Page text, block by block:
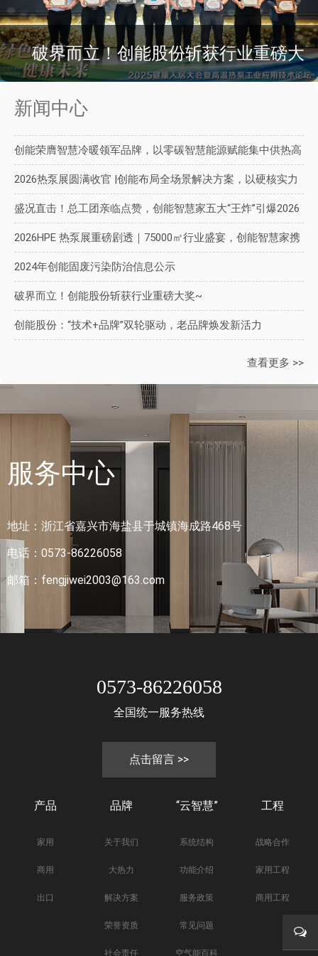
破界而立！创能股份斩获行业重磅大
奖~
新闻中心
创能荣膺智慧冷暖领军品牌，以零碳智慧能源赋能集中供热高
质量发展
2026热泵展圆满收官 |创能布局全场景解决方案，以硬核实力
对话未来
盛况直击！总工团亲临点赞，创能智慧家五大“王炸”引爆2026
热泵展
2026HPE 热泵展重磅剧透｜75000㎡行业盛宴，创能智慧家携
三大升级开辟新方向
2024年创能固废污染防治信息公示
破界而立！创能股份斩获行业重磅大奖~
创能股份：“技术+品牌”双轮驱动，老品牌焕发新活力
查看更多 >>
服务中心
地址：浙江省嘉兴市海盐县于城镇海成路468号
电话：0573-86226058
邮箱：fengjiwei2003@163.com
0573-86226058
全国统一服务热线
点击留言 >>
产品
家用
商用
出口
品牌
关于我们
大热力
解决方案
荣誉资质
社会责任
“云智慧”
系统结构
功能介绍
服务政策
常见问题
空气能百科
工程
战略合作
家用工程
商用工程